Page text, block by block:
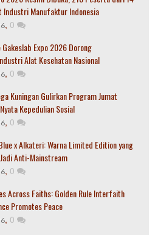
Industri Manufaktur Indonesia
, 0
Expo 2026 Dorong
Alat Kesehatan Nasional
, 0
Kuningan Gulirkan Program Jumat
Kepedulian Sosial
, 0
x Alkateri: Warna Limited Edition yang
Anti-Mainstream
, 0
Across Faiths: Golden Rule Interfaith
Promotes Peace
, 0